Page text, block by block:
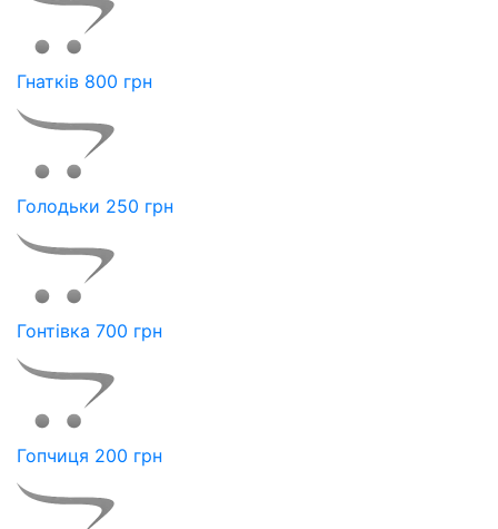
Гнатків 800 грн
Голодьки 250 грн
Гонтівка 700 грн
Гопчиця 200 грн